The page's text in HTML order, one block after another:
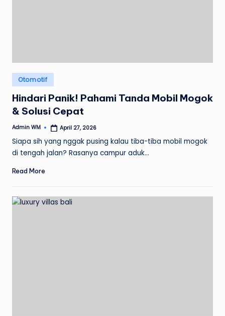
Posted
in
Otomotif
Hindari Panik! Pahami Tanda Mobil Mogok
& Solusi Cepat
Posted
Admin WM April 27, 2026
Siapa sih yang nggak pusing kalau tiba-tiba mobil mogok
di tengah jalan? Rasanya campur aduk…
Read More